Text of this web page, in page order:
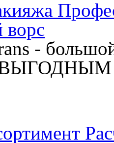
ворс
-
ВЫГОДНЫМ